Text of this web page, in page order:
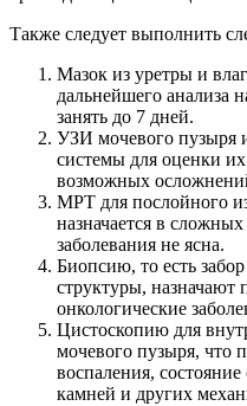
Также следует выполнить
Мазок из уретры и
дальнейшего анализа
занять до 7 дней.
УЗИ мочевого пузыря
системы для оценки
возможных
МРТ для послойного
назначается в
заболевания не ясна.
Биопсию, то есть
структуры, назначают
онкологические
Цистоскопию для
мочевого пузыря, что
воспаления,
камней и других